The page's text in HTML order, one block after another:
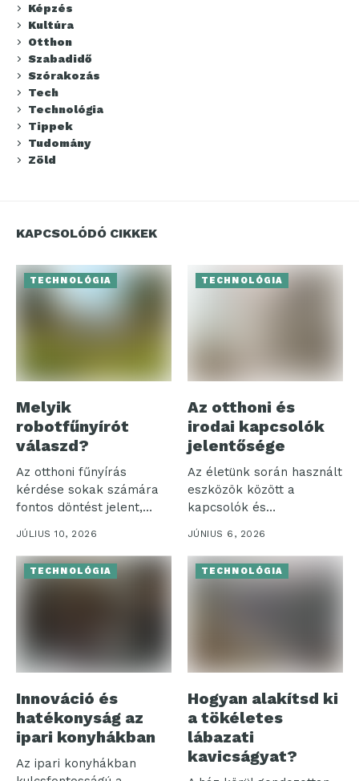
Képzés
Kultúra
Otthon
Szabadidő
Szórakozás
Tech
Technológia
Tippek
Tudomány
Zöld
KAPCSOLÓDÓ CIKKEK
TECHNOLÓGIA
Melyik
robotfűnyírót
válaszd?
Az otthoni fűnyírás
kérdése sokak számára
fontos döntést jelent,
különösen, amikor a...
JÚLIUS 10, 2026
TECHNOLÓGIA
Az otthoni és
irodai kapcsolók
jelentősége
Az életünk során használt
eszközök között a
kapcsolók és
szerelvények különösen
jelentős...
JÚNIUS 6, 2026
TECHNOLÓGIA
Innováció és
hatékonyság az
ipari konyhákban
Az ipari konyhákban
TECHNOLÓGIA
Hogyan alakítsd ki
a tökéletes
lábazati
kavicságyat?